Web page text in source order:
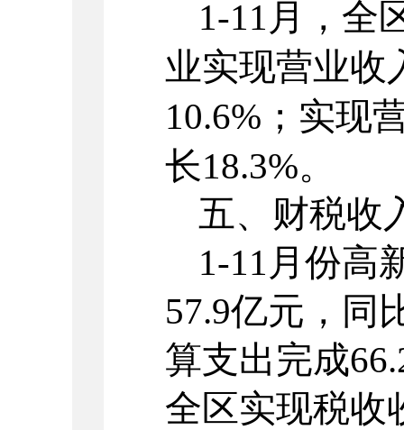
1-11 月，全
业实现营业收
10.6%；实现
长18.3%。
五、 财税收
1-11 月份高
57.9亿元， 同
算支出完成
全区实现税收